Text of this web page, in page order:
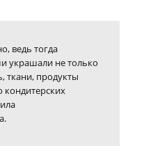
ведь тогда
украшали не только
ткани, продукты
кондитерских